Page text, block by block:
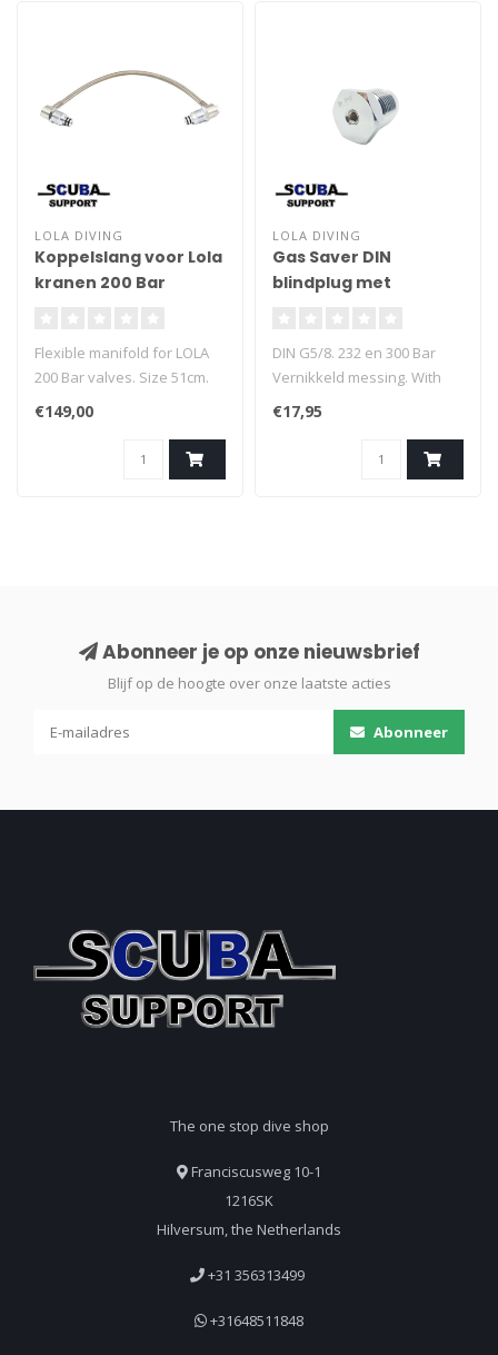
LOLA DIVING
Koppelslang voor Lola
kranen 200 Bar
Flexible manifold for LOLA
200 Bar valves. Size 51cm.
Stainless steel hose.
€149,00
LOLA DIVING
Gas Saver DIN
blindplug met
DIN G5/8. 232 en 300 Bar
Vernikkeld messing. With
venting screw.
€17,95
Abonneer je op onze nieuwsbrief
Blijf op de hoogte over onze laatste acties
Abonneer
The one stop dive shop
Franciscusweg 10-1
1216SK
Hilversum, the Netherlands
+31 356313499
+31648511848